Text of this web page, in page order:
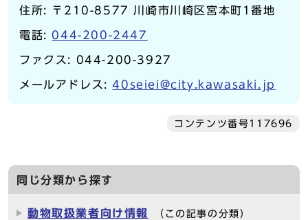
住所: 〒210-8577 川崎市川崎区宮本町1番地
電話: 044-200-2447
ファクス: 044-200-3927
メールアドレス:40seiei@city.kawasaki.jp
コンテンツ番号117696
同じ分類から探す
動物取扱業者向け情報 （この記事の分類）